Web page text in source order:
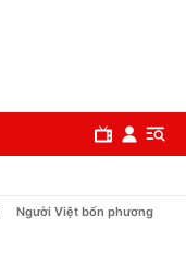
Người Việt bốn phương